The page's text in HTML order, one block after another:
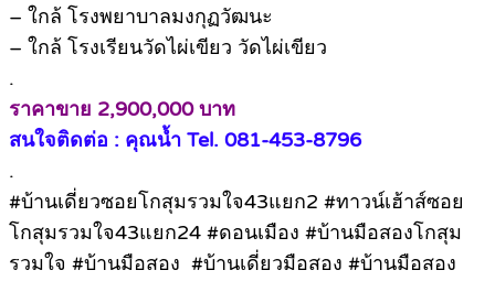
– ใกล้ โรงพยาบาลมงกุฏวัฒนะ
– ใกล้ โรงเรียนวัดไผ่เขียว วัดไผ่เขียว
.
ราคาขาย 2,900,000 บาท
สนใจติดต่อ : คุณน้ำ Tel. 081-453-8796
.
#บ้านเดี่ยวซอยโกสุมรวมใจ43แยก2 #ทาวน์เฮ้าส์ซอย
โกสุมรวมใจ43แยก24 #ดอนเมือง #บ้านมือสองโกสุม
รวมใจ #บ้านมือสอง #บ้านเดี่ยวมือสอง #บ้านมือสอง